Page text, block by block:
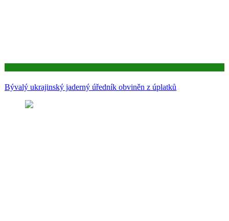
Bývalý ukrajinský jaderný úředník obviněn z úplatků